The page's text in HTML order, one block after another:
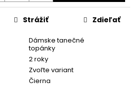
Dámske tanečné
topánky
2 roky
Zvoľte variant
Čierna
Strážiť Zdieľať